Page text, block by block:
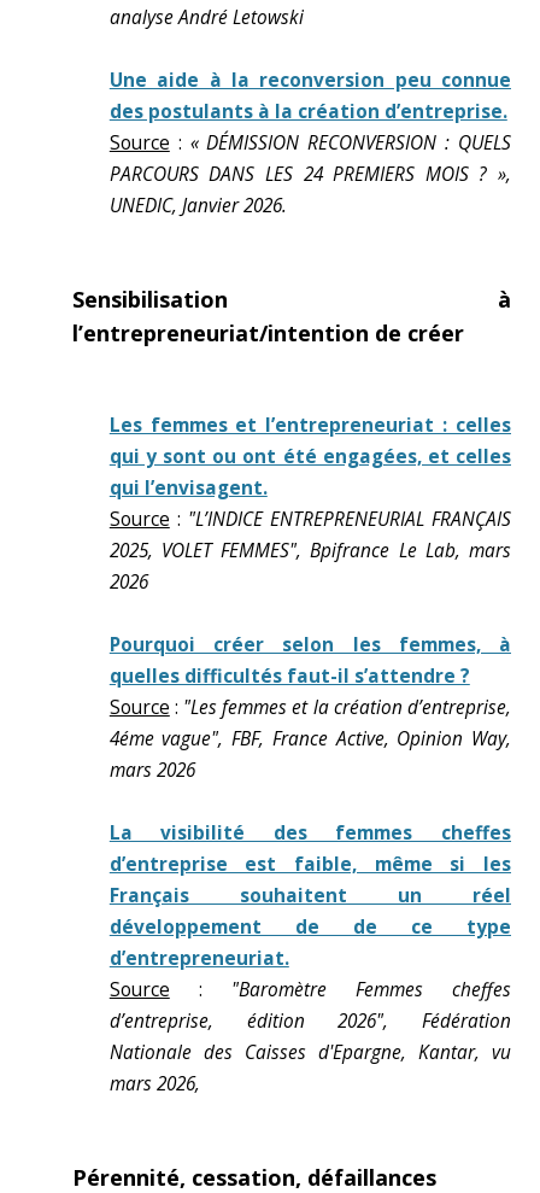
analyse André Letowski
Une aide à la reconversion peu connue
des postulants à la création d’entreprise.
Source : « DÉMISSION RECONVERSION : QUELS
PARCOURS DANS LES 24 PREMIERS MOIS ? »,
UNEDIC, Janvier 2026.
Sensibilisation à
l’entrepreneuriat/intention de créer
Les femmes et l’entrepreneuriat : celles
qui y sont ou ont été engagées, et celles
qui l’envisagent.
Source : "L’INDICE ENTREPRENEURIAL FRANÇAIS
2025, VOLET FEMMES", Bpifrance Le Lab, mars
2026
Pourquoi créer selon les femmes, à
quelles difficultés faut-il s’attendre ?
Source : "Les femmes et la création d’entreprise,
4éme vague", FBF, France Active, Opinion Way,
mars 2026
La visibilité des femmes cheffes
d’entreprise est faible, même si les
Français souhaitent un réel
développement de de ce type
d’entrepreneuriat.
Source : "Baromètre Femmes cheffes
d’entreprise, édition 2026", Fédération
Nationale des Caisses d'Epargne, Kantar, vu
mars 2026,
Pérennité, cessation, défaillances